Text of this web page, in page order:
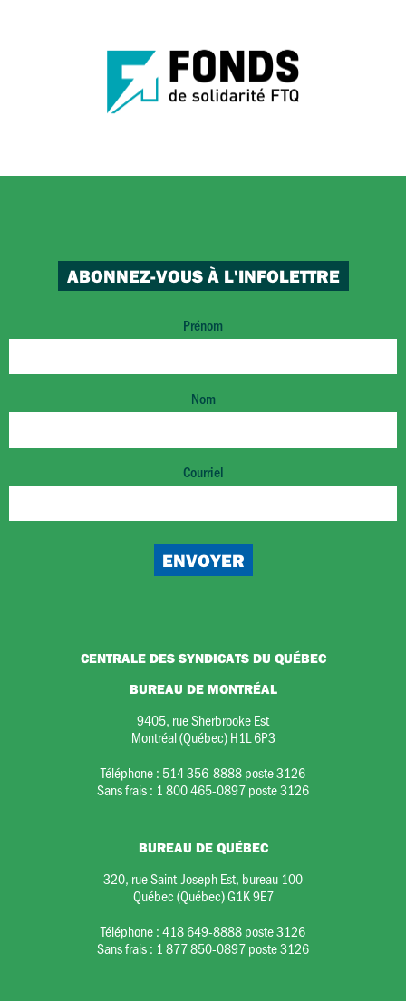
ABONNEZ-VOUS À L'INFOLETTRE
Prénom
Nom
Courriel
CENTRALE DES SYNDICATS DU QUÉBEC
BUREAU DE MONTRÉAL
9405, rue Sherbrooke Est
Montréal (Québec) H1L 6P3
Téléphone : 514 356-8888 poste 3126
Sans frais : 1 800 465-0897 poste 3126
BUREAU DE QUÉBEC
320, rue Saint-Joseph Est, bureau 100
Québec (Québec) G1K 9E7
Téléphone :418 649-8888 poste 3126
Sans frais : 1 877 850-0897 poste 3126